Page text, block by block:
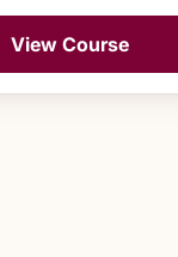
View Course